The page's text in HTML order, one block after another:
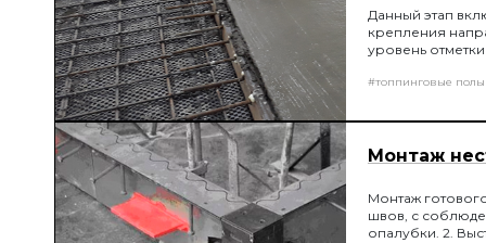
Данный этап
крепления
уровень
#топпинговые полы
Монтаж
Монтаж
швов, с
опалубки. 2.